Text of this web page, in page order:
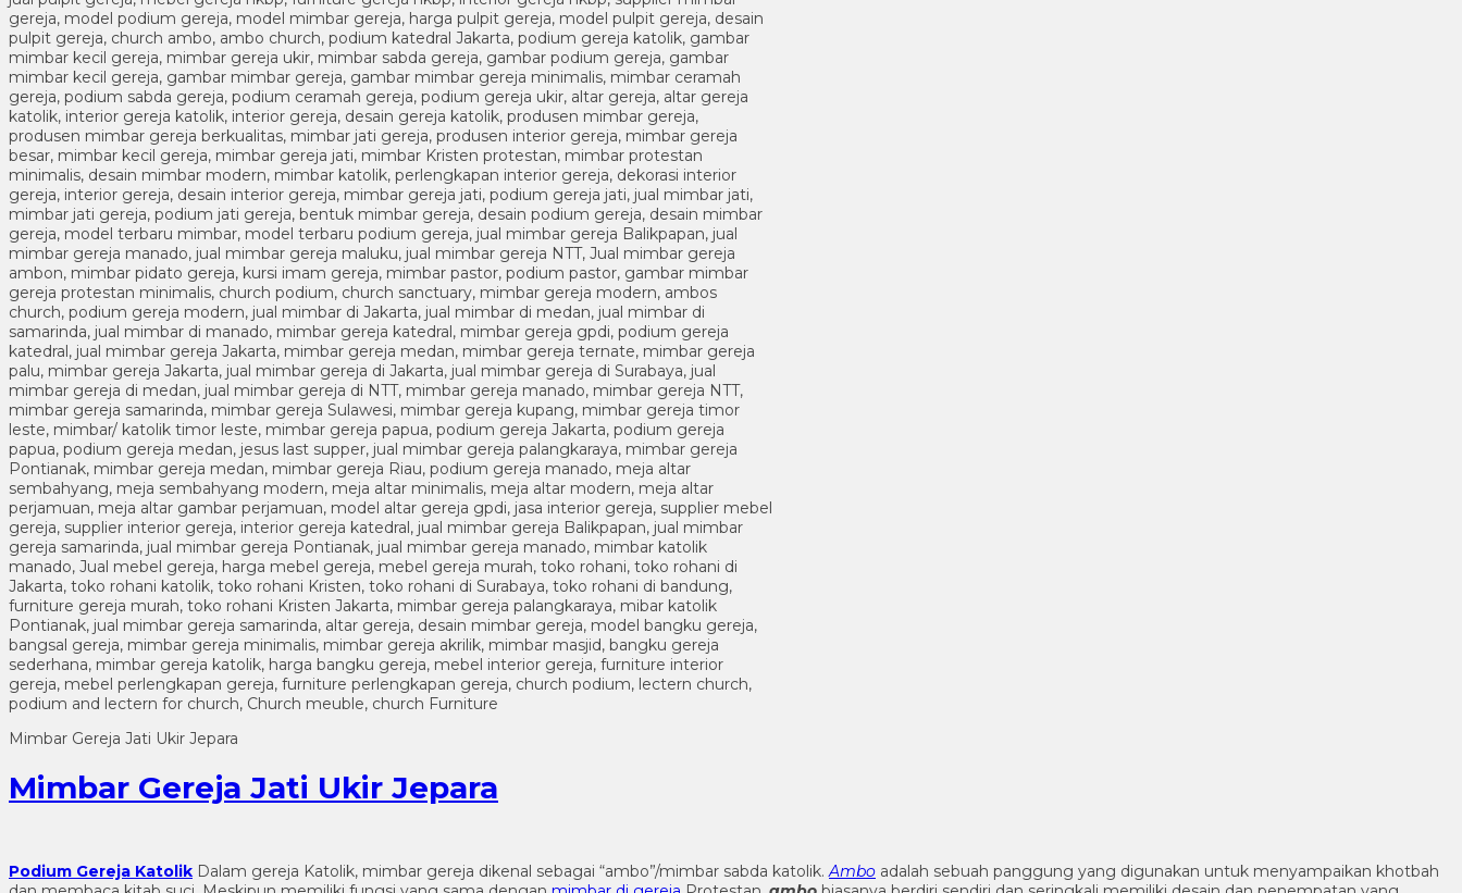
Mimbar Gereja Jati Ukir Jepara
Mimbar Gereja Jati Ukir Jepara
Podium Gereja Katolik Dalam gereja Katolik, mimbar gereja dikenal sebagai “ambo”/mimbar sabda katolik.Ambo adalah sebuah panggung yang digunakan untuk menyampaikan khotbah